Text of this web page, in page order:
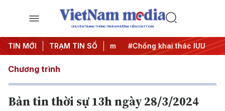
CHUYÊN TRANG THÔNG TIN ĐA PHƯƠNG TIỆN CỦA TTXVN
TIN MỚI TRẠM TIN SỐ
#Chiến dịch 500 ngày đêm #Chống khai thác IUU
Chương trình
Bản tin thời sự 13h ngày 28/3/2024